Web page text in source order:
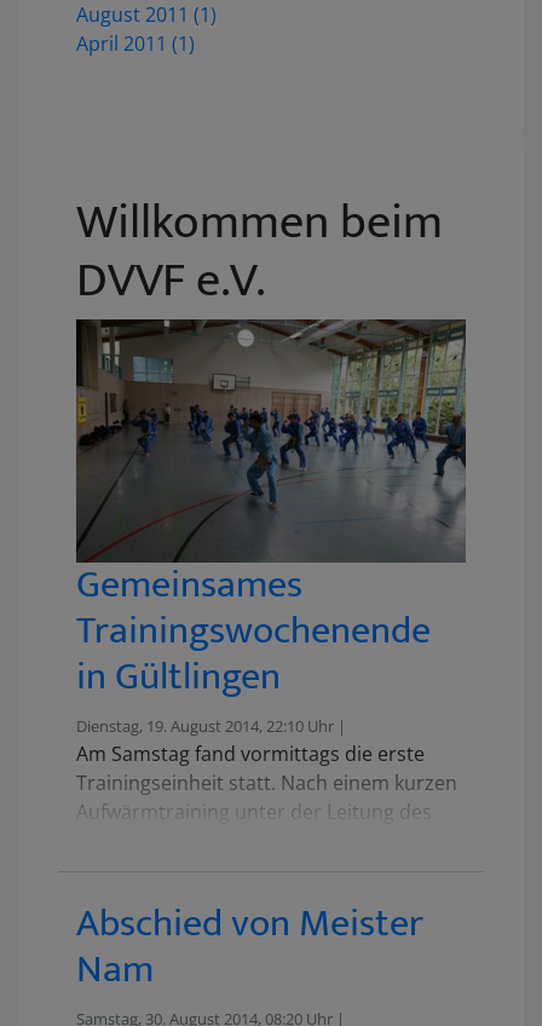
August 2011 (1)
April 2011 (1)
Willkommen beim
DVVF e.V.
Gemeinsames
Trainingswochenende
in Gültlingen
Dienstag, 19. August 2014, 22:10 Uhr |
Am Samstag fand vormittags die erste
Trainingseinheit statt. Nach einem kurzen
Aufwärmtraining unter der Leitung des
unter anderem Fächer-Techniken,
Doppelmesser, Freikampf als auch
Kurzstock.
Abschied von Meister
Nam
Samstag, 30. August 2014, 08:20 Uhr |